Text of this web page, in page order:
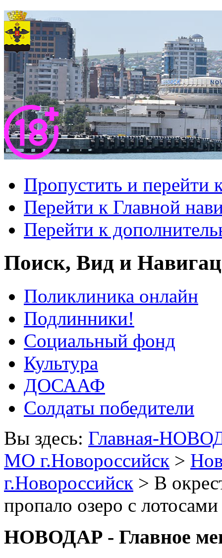
Пропустить и перейти
Перейти к Главной
Перейти к
Поиск, Вид и
Поликлиника онлайн
Подлинники!
Социальный фонд
Культура
ДОСААФ
Солдаты победители
Вы здесь: Главная-
МО г.Новороссийск >
г.Новороссийск > В
пропало озеро с
НОВОДАР - Главное